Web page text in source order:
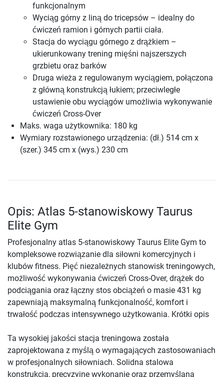
funkcjonalnym
Wyciąg górny z liną do tricepsów – idealny do
ćwiczeń ramion i górnych partii ciała.
Stacja do wyciągu górnego z drążkiem –
ukierunkowany trening mięśni najszerszych
grzbietu oraz barków
Druga wieża z regulowanym wyciągiem, połączona
z główną konstrukcją łukiem; przeciwległe
ustawienie obu wyciągów umożliwia wykonywanie
ćwiczeń Cross-Over
Maks. waga użytkownika: 180 kg
Wymiary rozstawionego urządzenia: (dł.) 514 cm x
(szer.) 345 cm x (wys.) 230 cm
Opis: Atlas 5-stanowiskowy Taurus
Elite Gym
Profesjonalny atlas 5-stanowiskowy Taurus Elite Gym to
kompleksowe rozwiązanie dla siłowni komercyjnych i
klubów fitness. Pięć niezależnych stanowisk treningowych,
możliwość wykonywania ćwiczeń Cross-Over, drążek do
podciągania oraz łączny stos obciążeń o masie 431 kg
zapewniają maksymalną funkcjonalność, komfort i
trwałość podczas intensywnego użytkowania. Krótki opis
Ta wysokiej jakości stacja treningowa została
zaprojektowana z myślą o wymagających zastosowaniach
w profesjonalnych siłowniach. Solidna stalowa
konstrukcja, precyzyjne wykonanie oraz przemyślana